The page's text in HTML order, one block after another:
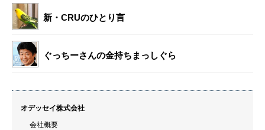
新・CRUのひとり言
ぐっちーさんの金持ちまっしぐら
オデッセイ株式会社
会社概要